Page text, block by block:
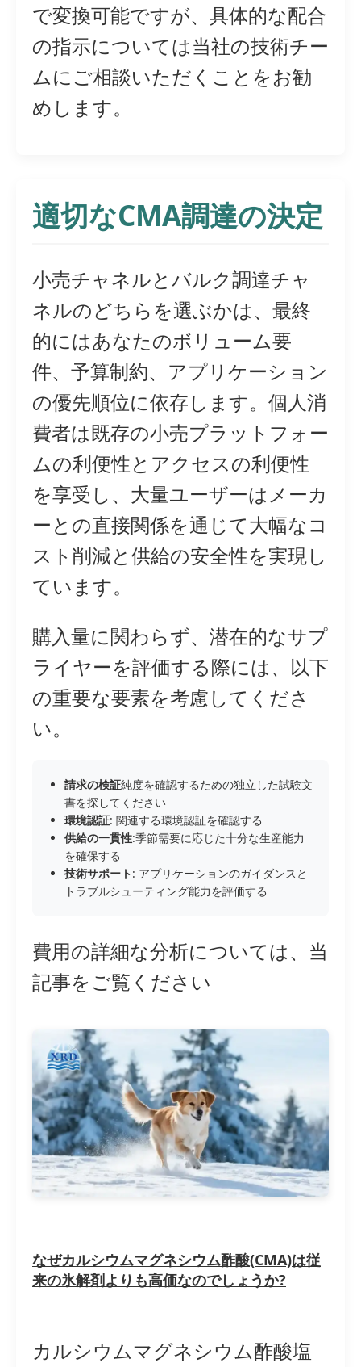
で変換可能ですが、具体的な配合
の指示については当社の技術チー
ムにご相談いただくことをお勧
めします。
適切なCMA調達の決定
小売チャネルとバルク調達チャ
ネルのどちらを選ぶかは、最終
的にはあなたのボリューム要
件、予算制約、アプリケーション
の優先順位に依存します。個人消
費者は既存の小売プラットフォー
ムの利便性とアクセスの利便性
を享受し、大量ユーザーはメーカ
ーとの直接関係を通じて大幅なコ
スト削減と供給の安全性を実現し
ています。
購入量に関わらず、潜在的なサプ
ライヤーを評価する際には、以下
の重要な要素を考慮してくださ
い。
請求の検証純度を確認するための独立した試験文
書を探してください
環境認証: 関連する環境認証を確認する
供給の一貫性:季節需要に応じた十分な生産能力
を確保する
技術サポート: アプリケーションのガイダンスと
トラブルシューティング能力を評価する
費用の詳細な分析については、当
記事をご覧ください
なぜカルシウムマグネシウム酢酸(CMA)は従
来の氷解剤よりも高価なのでしょうか?
カルシウムマグネシウム酢酸塩